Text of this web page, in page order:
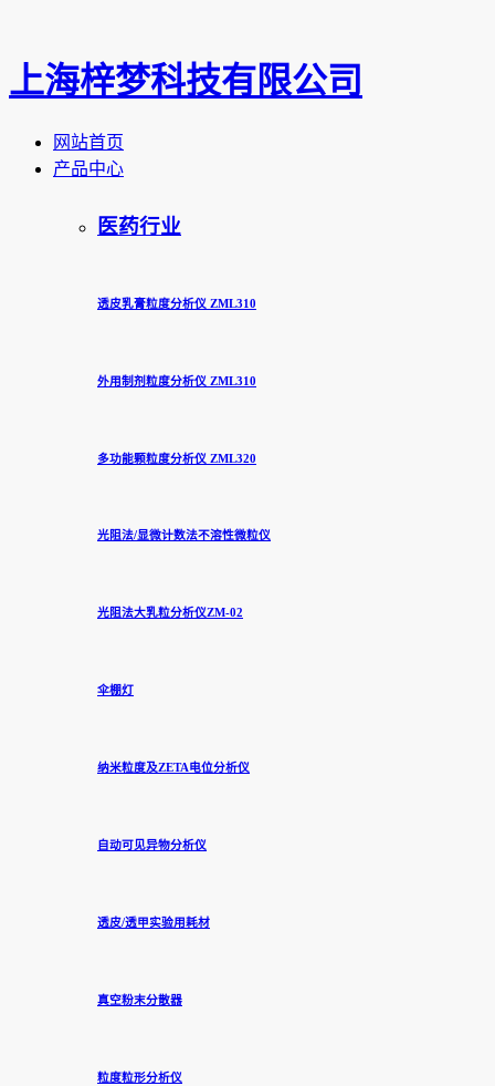
上海梓梦科技有限公司
网站首页
产品中心
医药行业
透皮乳膏粒度分析仪 ZML310
外用制剂粒度分析仪 ZML310
多功能颗粒度分析仪 ZML320
光阻法/显微计数法不溶性微粒仪
光阻法大乳粒分析仪ZM-02
伞棚灯
纳米粒度及ZETA电位分析仪
自动可见异物分析仪
透皮/透甲实验用耗材
真空粉末分散器
粒度粒形分析仪